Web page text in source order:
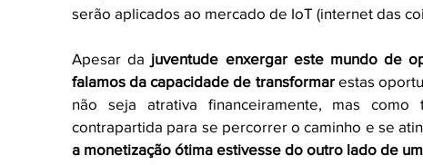
serão aplicados ao mercado de IoT (internet das
Apesar da juventude enxergar este mundo de
falamos da capacidade de transformar estas
não seja atrativa financeiramente, mas
contrapartida para se percorrer o caminho e se
a monetização ótima estivesse do outro lado de